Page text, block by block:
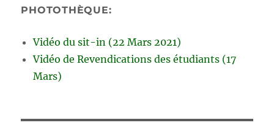
PHOTOTHÈQUE:
Vidéo du sit-in (22 Mars 2021)
Vidéo de Revendications des étudiants (17
Mars)